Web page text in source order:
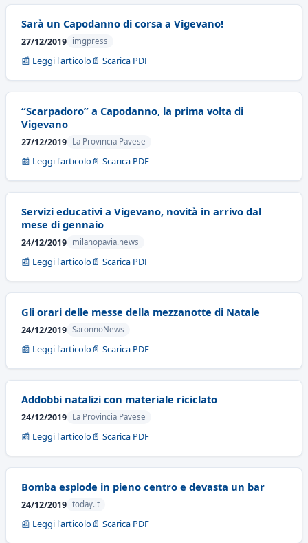
Sarà un Capodanno di corsa a Vigevano!
27/12/2019 imgpress
📰 Leggi l'articolo 📄 Scarica PDF
“Scarpadoro” a Capodanno, la prima volta di
Vigevano
27/12/2019 La Provincia Pavese
📰 Leggi l'articolo 📄 Scarica PDF
Servizi educativi a Vigevano, novità in arrivo dal
mese di gennaio
24/12/2019 milanopavia.news
📰 Leggi l'articolo 📄 Scarica PDF
Gli orari delle messe della mezzanotte di Natale
24/12/2019 SaronnoNews
📰 Leggi l'articolo 📄 Scarica PDF
Addobbi natalizi con materiale riciclato
24/12/2019 La Provincia Pavese
📰 Leggi l'articolo 📄 Scarica PDF
Bomba esplode in pieno centro e devasta un bar
24/12/2019 today.it
📰 Leggi l'articolo 📄 Scarica PDF